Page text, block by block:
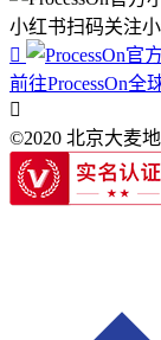
小红书扫码关注

前往ProcessOn全

©2020 北京大麦